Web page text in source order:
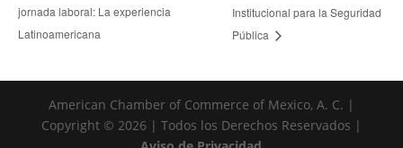
jornada laboral: La experiencia
Latinoamericana
Institucional para la Seguridad
Pública
American Chamber of Commerce of Mexico, A. C. |
Copyright © 2026 | Todos los Derechos Reservados |